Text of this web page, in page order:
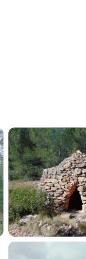
Prepara tu viaje
Información
general
Puntos de
interés
Alojamientos
Compras
Restaurantes